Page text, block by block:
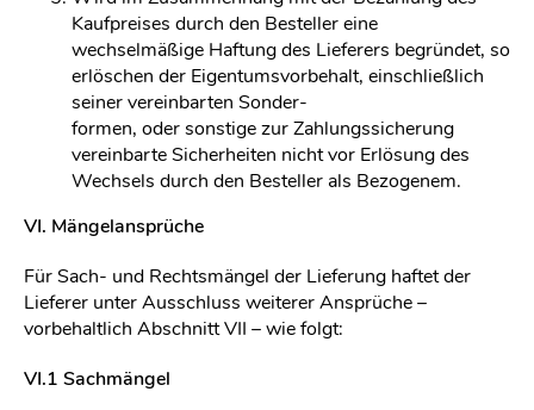
Kaufpreises durch den Besteller eine
wechselmäßige Haftung des Lieferers begründet, so
erlöschen der Eigentumsvorbehalt, einschließlich
seiner vereinbarten Sonder-
formen, oder sonstige zur Zahlungssicherung
vereinbarte Sicherheiten nicht vor Erlösung des
Wechsels durch den Besteller als Bezogenem.
VI. Mängelansprüche
Für Sach- und Rechtsmängel der Lieferung haftet der
Lieferer unter Ausschluss weiterer Ansprüche –
vorbehaltlich Abschnitt VII – wie folgt:
VI.1 Sachmängel